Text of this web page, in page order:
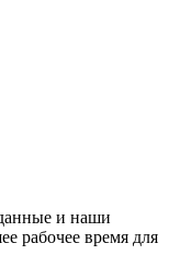
и наши
рабочее время для